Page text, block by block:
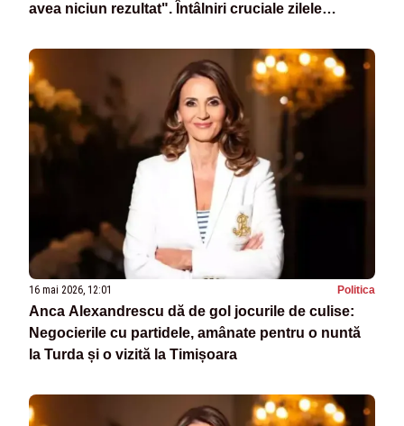
avea niciun rezultat". Întâlniri cruciale zilele
16 mai 2026, 12:01 Politica
Anca Alexandrescu dă de gol jocurile de culise:
Negocierile cu partidele, amânate pentru o nuntă
la Turda și o vizită la Timișoara